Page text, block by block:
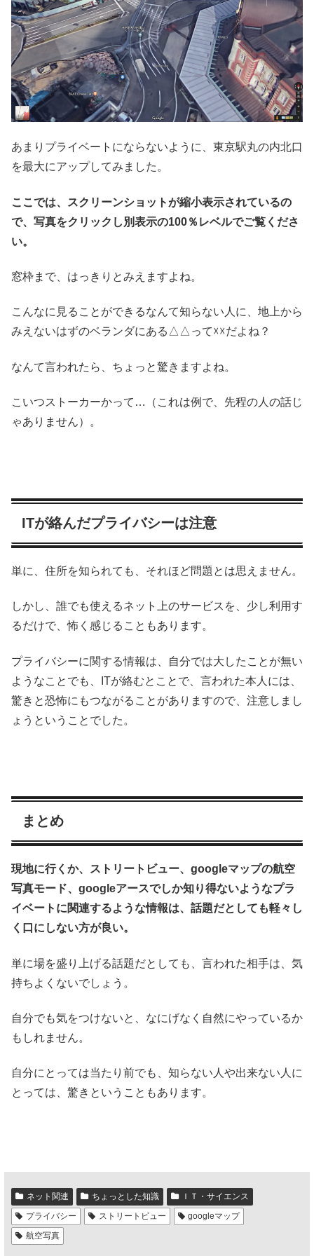
あまりプライベートにならないように、東京駅丸の内北口
を最大にアップしてみました。
ここでは、スクリーンショットが縮小表示されているの
で、写真をクリックし別表示の100％レベルでご覧くださ
い。
窓枠まで、はっきりとみえますよね。
こんなに見ることができるなんて知らない人に、地上から
みえないはずのベランダにある△△って☓☓だよね？
なんて言われたら、ちょっと驚きますよね。
こいつストーカーかって…（これは例で、先程の人の話じ
ゃありません）。
ITが絡んだプライバシーは注意
単に、住所を知られても、それほど問題とは思えません。
しかし、誰でも使えるネット上のサービスを、少し利用す
るだけで、怖く感じることもあります。
プライバシーに関する情報は、自分では大したことが無い
ようなことでも、ITが絡むとことで、言われた本人には、
驚きと恐怖にもつながることがありますので、注意しまし
ょうということでした。
まとめ
現地に行くか、ストリートビュー、googleマップの航空
写真モード、googleアースでしか知り得ないようなプラ
イベートに関連するような情報は、話題だとしても軽々し
く口にしない方が良い。
単に場を盛り上げる話題だとしても、言われた相手は、気
持ちよくないでしょう。
自分でも気をつけないと、なにげなく自然にやっているか
もしれません。
自分にとっては当たり前でも、知らない人や出来ない人に
とっては、驚きということもあります。
ネット関連 ちょっとした知識
ＩＴ・サイエンス
プライバシー
ストリートビュー
googleマップ
航空写真